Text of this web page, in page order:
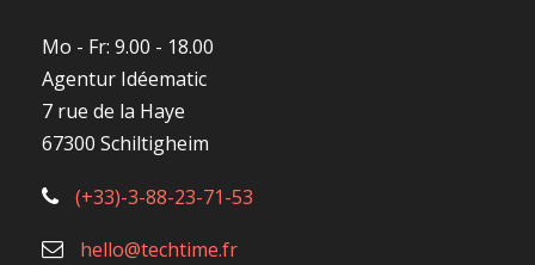
Mo - Fr: 9.00 - 18.00
Agentur Idéematic
7 rue de la Haye
67300 Schiltigheim
(+33)-3-88-23-71-53
hello@techtime.fr